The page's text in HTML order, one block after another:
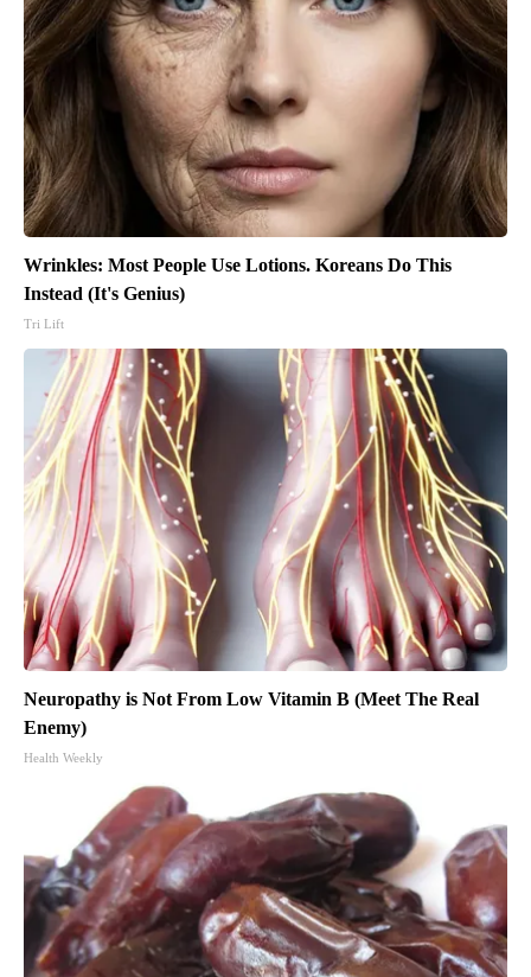
Wrinkles: Most People Use Lotions. Koreans Do This
Instead (It's Genius)
Tri Lift
Neuropathy is Not From Low Vitamin B (Meet The Real
Enemy)
Health Weekly